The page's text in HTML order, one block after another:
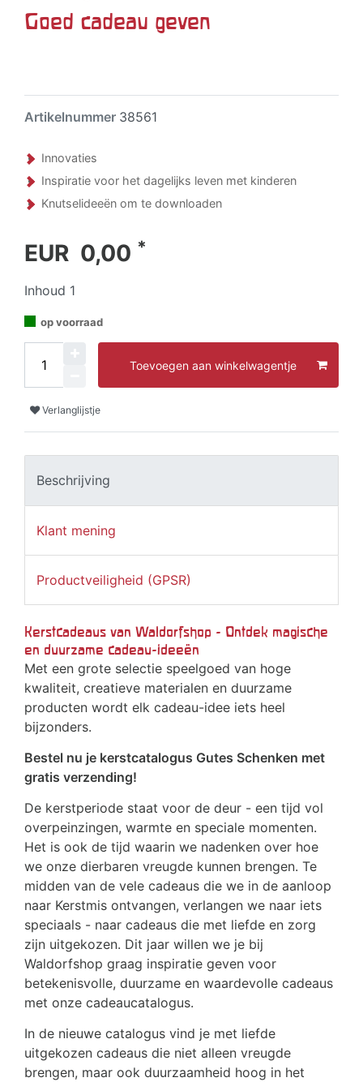
Goed cadeau geven
Artikelnummer 38561
Innovaties
Inspiratie voor het dagelijks leven met kinderen
Knutselideeën om te downloaden
EUR 0,00 *
Inhoud 1
op voorraad
Toevoegen aan winkelwagentje
Verlanglijstje
Beschrijving
Klant mening
Productveiligheid (GPSR)
Kerstcadeaus van Waldorfshop - Ontdek magische
en duurzame cadeau-ideeën
Met een grote selectie speelgoed van hoge
kwaliteit, creatieve materialen en duurzame
producten wordt elk cadeau-idee iets heel
bijzonders.
Bestel nu je kerstcatalogus Gutes Schenken met
gratis verzending!
De kerstperiode staat voor de deur - een tijd vol
overpeinzingen, warmte en speciale momenten.
Het is ook de tijd waarin we nadenken over hoe
we onze dierbaren vreugde kunnen brengen. Te
midden van de vele cadeaus die we in de aanloop
naar Kerstmis ontvangen, verlangen we naar iets
speciaals - naar cadeaus die met liefde en zorg
zijn uitgekozen. Dit jaar willen we je bij
Waldorfshop graag inspiratie geven voor
betekenisvolle, duurzame en waardevolle cadeaus
met onze cadeaucatalogus.
In de nieuwe catalogus vind je met liefde
uitgekozen cadeaus die niet alleen vreugde
brengen, maar ook duurzaamheid hoog in het